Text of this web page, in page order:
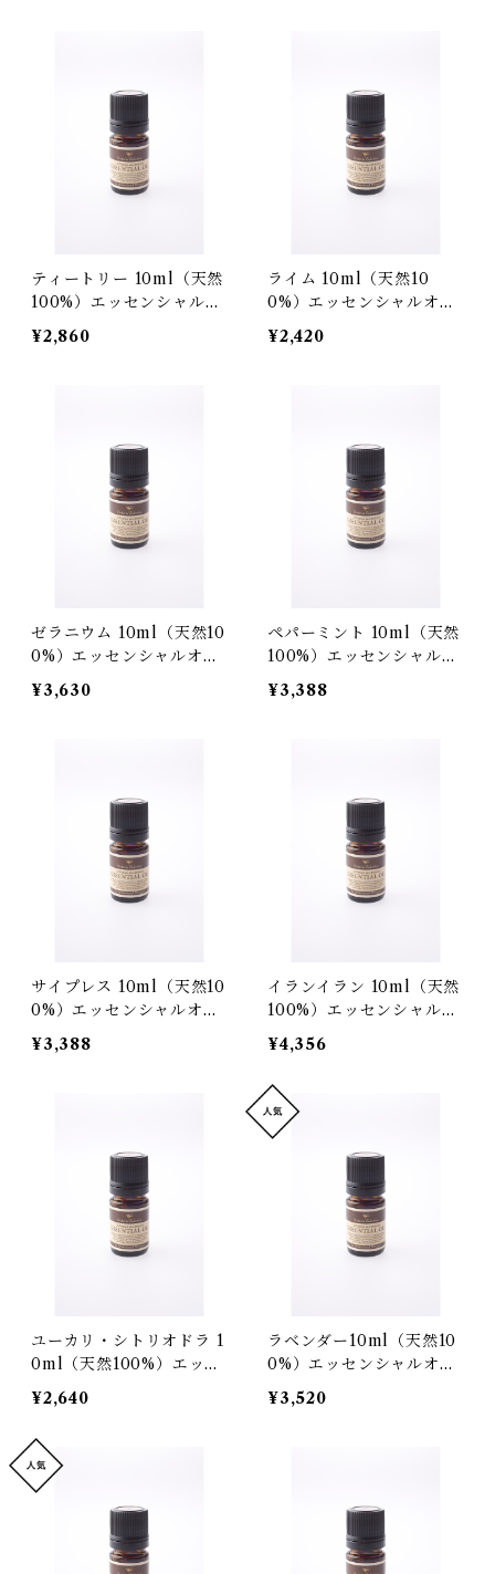
ティートリー 10ml（天然
100%）エッセンシャルオ
イル
¥2,860
ライム 10ml（天然10
0%）エッセンシャルオイ
ル
¥2,420
ゼラニウム 10ml（天然10
0%）エッセンシャルオイ
ル
¥3,630
ペパーミント 10ml（天然
100%）エッセンシャルオ
イル
¥3,388
サイプレス 10ml（天然10
0%）エッセンシャルオイ
ル
¥3,388
イランイラン 10ml（天然
100%）エッセンシャルオ
イル
¥4,356
ユーカリ・シトリオドラ 1
0ml（天然100%）エッセ
ンシャルオイル
¥2,640
ラベンダー10ml（天然10
0%）エッセンシャルオイ
ル
¥3,520